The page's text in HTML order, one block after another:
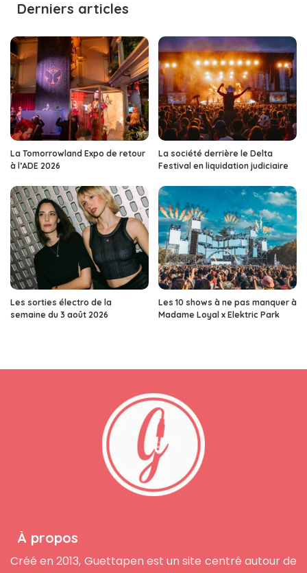
Derniers articles
La Tomorrowland Expo de retour
à l’ADE 2026
La société derrière le Delta
Festival en liquidation judiciaire
Les sorties électro de la
semaine du 3 août 2026
Les 10 shows à ne pas manquer à
Madame Loyal x Elektric Park
À propos
Créé en 2013, Guettapen est un site centré autour de